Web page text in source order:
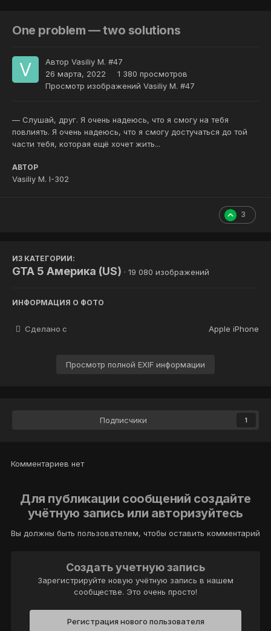
One problem — two solutions
Автор Vasiliy M. #47
26 марта, 2022
1 380 просмотров
Просмотр изображений Vasiliy M. #47
— Слушай, друг. Я очень надеюсь, что я смогу на тебя
повлиять. Я очень надеюсь, что я смогу достучаться до той
части тебя, которая ещё хочет жить...
АВТОР
Vasiliy M. I-302
3
ИЗ КАТЕГОРИИ:
GTA 5 Америка (US) · 19 080 изображений
ИНФОРМАЦИЯ О ФОТО
Сделано с Apple iPhone
Просмотр полной EXIF информации
Подписчики 1
Комментариев нет
Для публикации сообщений создайте
учётную запись или авторизуйтесь
Вы должны быть пользователем, чтобы оставить комментарий
Создать учетную запись
Зарегистрируйте новую учётную запись в нашем
сообществе. Это очень просто!
Регистрация нового пользователя